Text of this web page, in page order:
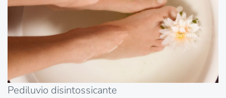
Pediluvio disintossicante